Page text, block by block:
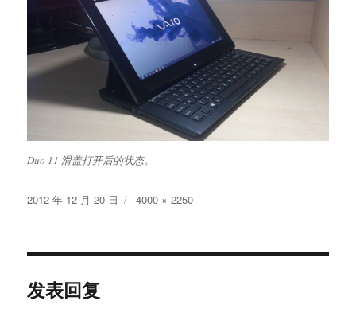
Duo 11 滑盖打开后的状态。
发
2012 年 12 月 20 日
原
寸
4000 × 2250
发表回复